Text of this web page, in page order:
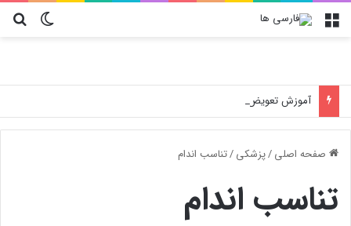
تغییر منو
آموزش تعویض فیلتر کولر گازی جنرال مکس
صفحه اصلی/پزشکی/تناسب اندام
تناسب اندام